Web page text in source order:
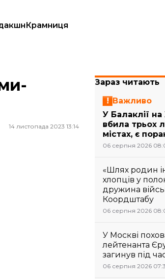
Крамниця
14 листопада 2023 13:14
Зараз читають
Важливо
У Балаклії на
вбила трьох
містах, є
06 серпня 2026
«Шлях родин
хлопців у
дружина
Коордштабу
06 серпня 2026
У Москві
лейтенанта
загинув під
06 серпня 2026